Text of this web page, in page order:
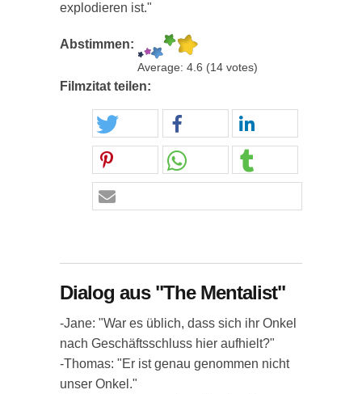
explodieren ist."
Abstimmen:
Average: 4.6 (14 votes)
Filmzitat teilen:
Dialog aus "The Mentalist"
-Jane: "War es üblich, dass sich ihr Onkel
nach Geschäftsschluss hier aufhielt?"
-Thomas: "Er ist genau genommen nicht
unser Onkel."